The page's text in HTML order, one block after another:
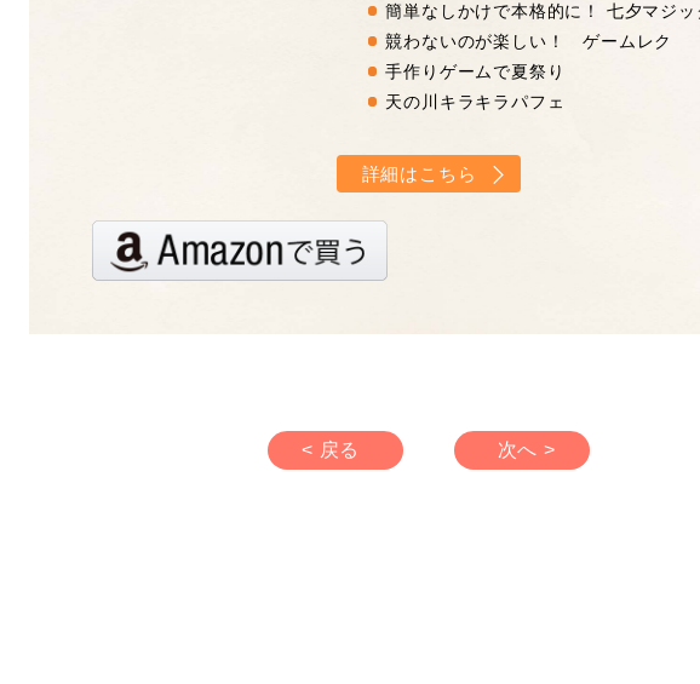
簡単なしかけで本格的に！ 七夕マジッ
競わないのが楽しい！ ゲームレク
手作りゲームで夏祭り
天の川キラキラパフェ
詳細はこちら
< 戻る 次へ >